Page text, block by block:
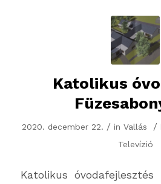
Katolikus
2020. december 22. / inVallás /
Televízió
Katolikus